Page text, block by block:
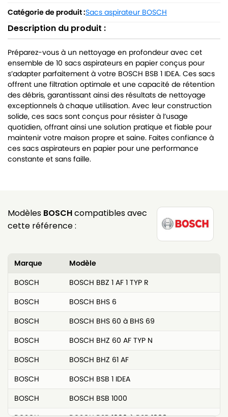
Catégorie de produit :Sacs aspirateur BOSCH
Description du produit :
Préparez-vous à un nettoyage en profondeur avec cet
ensemble de 10 sacs aspirateurs en papier conçus pour
s’adapter parfaitement à votre BOSCH BSB 1 IDEA. Ces sacs
offrent une filtration optimale et une capacité de rétention
des débris, garantissant ainsi des résultats de nettoyage
exceptionnels à chaque utilisation. Avec leur construction
solide, ces sacs sont conçus pour résister à l’usage
quotidien, offrant ainsi une solution pratique et fiable pour
maintenir votre maison propre et saine. Faites confiance à
ces sacs aspirateurs en papier pour une performance
constante et sans faille.
Modèles BOSCHcompatibles avec
cette référence :
Marque
Modèle
BOSCH
BOSCH BBZ 1 AF 1 TYP R
BOSCH
BOSCH BHS 6
BOSCH
BOSCH BHS 60 à BHS 69
BOSCH
BOSCH BHZ 60 AF TYP N
BOSCH
BOSCH BHZ 61 AF
BOSCH
BOSCH BSB 1 IDEA
BOSCH
BOSCH BSB 1000